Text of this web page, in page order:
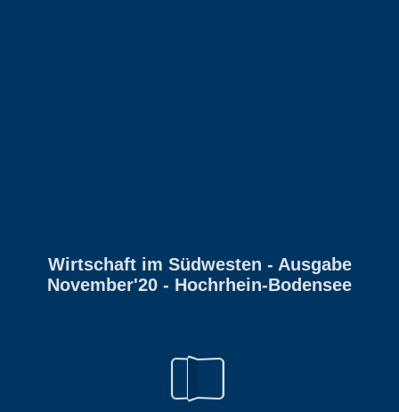
Wirtschaft im Südwesten - Ausgabe
November'20 - Hochrhein-Bodensee